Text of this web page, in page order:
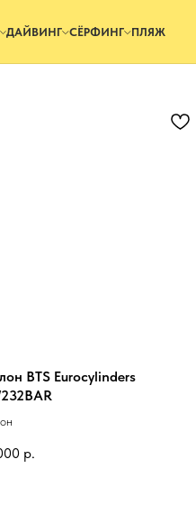
ДАЙВИНГ СЁРФИНГ ПЛЯЖ
BTS Eurocylinders
р.